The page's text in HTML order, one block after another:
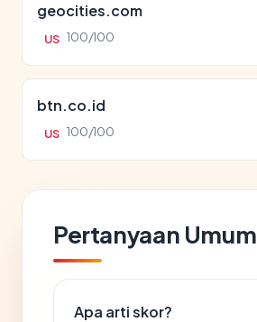
geocities.com
US 100/100
btn.co.id
US 100/100
Pertanyaan Umum
Apa arti skor?